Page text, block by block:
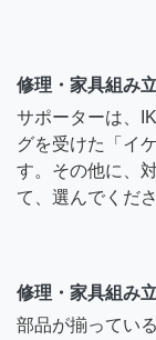
修理・家具組み
サポーターは、
グを受けた「イ
す。その他に、
て、選んでくださ
修理・家具組み
部品が揃ってい